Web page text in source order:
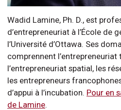
Wadid Lamine, Ph. D., est
d’entrepreneuriat à l’École de
l’Université d’Ottawa. Ses
comprennent
l’entrepreneuriat spatial, les
les entrepreneurs
d’appui à l’incubation. Pour en
de Lamine.